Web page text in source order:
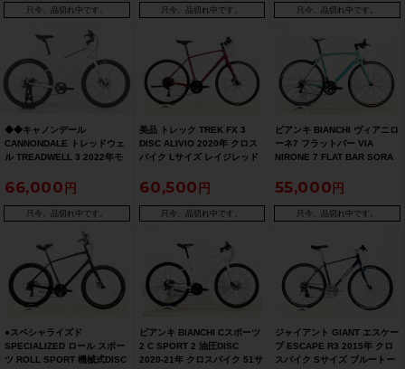
只今、品切れ中です。
時迄】只今、品切れ中です。 只今、品切れ中です。
◆◆キャノンデール
CANNONDALE トレッドウェ
ル TREADWELL 3 2022年モ
イズ microSHIFT 26C 1x7速
（サイクルパラダイス大阪よ
り配送）
66,000
只今、品切れ中です。
美品 トレック TREK FX 3
DISC ALIVIO 2020年 クロス
バイク Lサイズ レイジレッド
60,500
只今、品切れ中です。
ビアンキ BIANCHI ヴィアニロ
ーネ7 フラットバー VIA
NIRONE 7 FLAT BAR SORA
ズ マットチェレステ
55,000
只今、品切れ中です。
●スペシャライズド
SPECIALIZED ロール スポー
ツ ROLL SPORT 機械式DISC
ビアンキ BIANCHI Cスポーツ
2 C SPORT 2 油圧DISC
2020-21年 クロスバイク 51サ
ジャイアント GIANT エスケー
プ ESCAPE R3 2015年 クロ
スバイク Sサイズ ブルートー